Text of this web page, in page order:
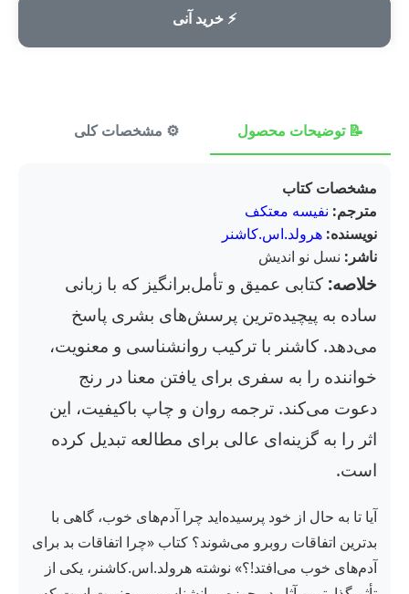
⚡ خرید آنی
📝 توضیحات محصول ⚙️ مشخصات کلی
مشخصات کتاب
مترجم: نفیسه معتکف
نویسنده: هرولد.اس.کاشنر
ناشر: نسل نو اندیش
خلاصه: کتابی عمیق و تأمل‌برانگیز که با زبانی
ساده به پیچیده‌ترین پرسش‌های بشری پاسخ
می‌دهد. کاشنر با ترکیب روانشناسی و معنویت،
خواننده را به سفری برای یافتن معنا در رنج
دعوت می‌کند. ترجمه روان و چاپ باکیفیت، این
اثر را به گزینه‌ای عالی برای مطالعه تبدیل کرده
است.
آیا تا به حال از خود پرسیده‌اید چرا آدم‌های خوب، گاهی با
بدترین اتفاقات روبرو می‌شوند؟ کتاب «چرا اتفاقات بد برای
آدم‌های خوب می‌افتد!؟» نوشته هرولد.اس.کاشنر، یکی از